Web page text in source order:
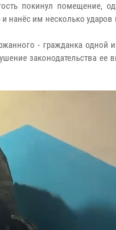
покинул помещение,
нанёс им несколько
- гражданка одной
законодательства ее